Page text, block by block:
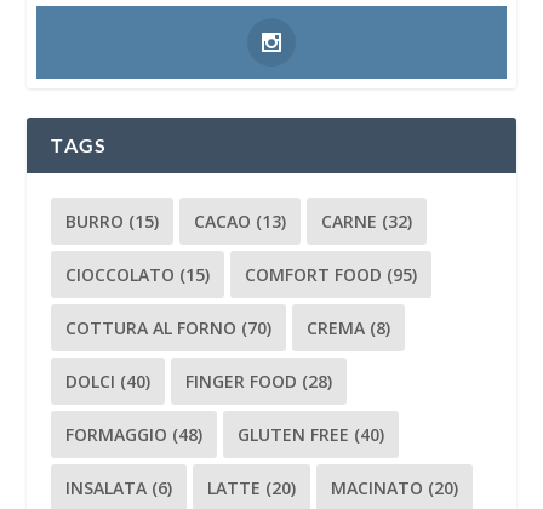
TAGS
BURRO (15) CACAO (13) CARNE (32)
CIOCCOLATO (15) COMFORT FOOD (95)
COTTURA AL FORNO (70) CREMA (8)
DOLCI (40) FINGER FOOD (28)
FORMAGGIO (48) GLUTEN FREE (40)
INSALATA (6) LATTE (20) MACINATO (20)